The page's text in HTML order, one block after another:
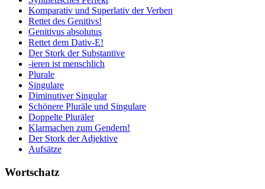
Komparativ und Superlativ der Verben
Rettet des Genitivs!
Genitivus absolutus
Rettet dem Dativ-E!
Der Stork der Substantive
-ieren ist menschlich
Plurale
Singulare
Diminutiver Singular
Schönere Pluräle und Singulare
Doppelte Pluräler
Klarmachen zum Gendern!
Der Stork der Adjektive
Aufsätze
Wortschatz